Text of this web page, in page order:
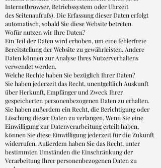
Internetbrowser, Betriebssystem oder Uhrzeit
des Seitenaufrufs). Die Erfassung dieser Daten erfolgt
automatisch, sobald Sie diese Website betreten.
Wofür nutzen wir Ihre Daten?
Ein Teil der Daten wird erhoben, um eine fehlerfreie
Bereitstellung der Website zu gewährleisten. Andere
Daten können zur Analyse Ihres Nutzerverhaltens
verwendet werden.
Welche Rechte haben Sie bezüglich Ihrer Daten?
Sie haben jederzeit das Recht, unentgeltlich Auskunft
über Herkunft, Empfänger und Zweck Ihrer
gespeicherten personenbezogenen Daten zu erhalten.
Sie haben außerdem ein Recht, die Berichtigung oder
Löschung dieser Daten zu verlangen. Wenn Sie eine
Einwilligung zur Datenverarbeitung erteilt haben,
können Sie diese Einwilligung jederzeit für die Zukunft
widerrufen. Außerdem haben Sie das Recht, unter
bestimmten Umständen die Einschränkung der
Verarbeitung Ihrer personenbezogenen Daten zu